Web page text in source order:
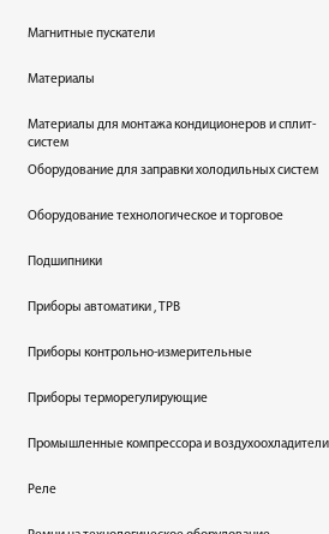
Магнитные пускатели
Материалы
Материалы для монтажа кондиционеров и сплит-
систем
Оборудование для заправки холодильных систем
Оборудование технологическое и торговое
Подшипники
Приборы автоматики , ТРВ
Приборы контрольно-измерительные
Приборы терморегулирующие
Промышленные компрессора и воздухоохладители
Реле